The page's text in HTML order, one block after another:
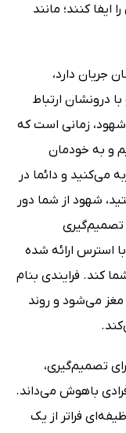
ایفا کنند؛ مانند
جریان دارد،
درونشان ارتباط
شهود، زمانی است که
و به خودمان
می‌کنید و دائما در
شهود از شما دور
تصمیم‌گیری
استرس ارائه شده
کند. فرایندی بنام
می‌شود و روند
تصمیم‌گیری،
باهوش می‌داند.
فراتر از یک